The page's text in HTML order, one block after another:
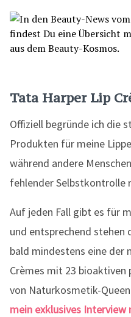
Tata Harper Lip
Offiziell begründe ich die
Produkten für meine
während andere
fehlender Selbstkontrolle
Auf jeden Fall gibt es für
und entsprechend stehen
bald mindestens eine der
Crèmes mit 23
von Naturkosmetik-
mein exklusives